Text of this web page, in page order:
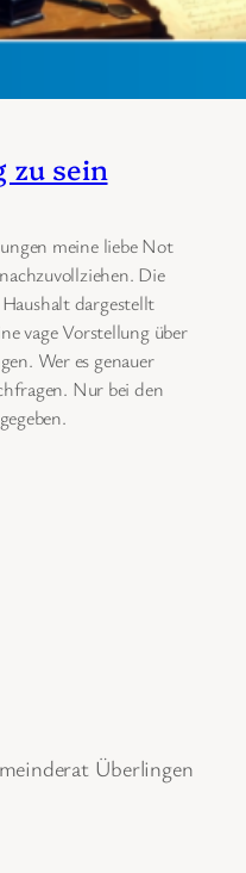
zu sein
meine liebe Not
Die
dargestellt
vage Vorstellung über
Wer es genauer
Nur bei den
Überlingen